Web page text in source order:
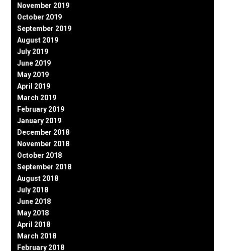
November 2019
October 2019
September 2019
August 2019
July 2019
June 2019
May 2019
April 2019
March 2019
February 2019
January 2019
December 2018
November 2018
October 2018
September 2018
August 2018
July 2018
June 2018
May 2018
April 2018
March 2018
February 2018